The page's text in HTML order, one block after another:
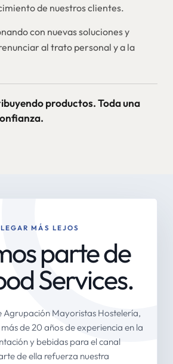
de nuestros clientes.
con nuevas soluciones y
al trato personal y a la
productos. Toda una
MÁS LEJOS
parte de
Services.
Agrupación Mayoristas Hostelería,
de 20 años de experiencia en la
y bebidas para el canal
de ella refuerza nuestra